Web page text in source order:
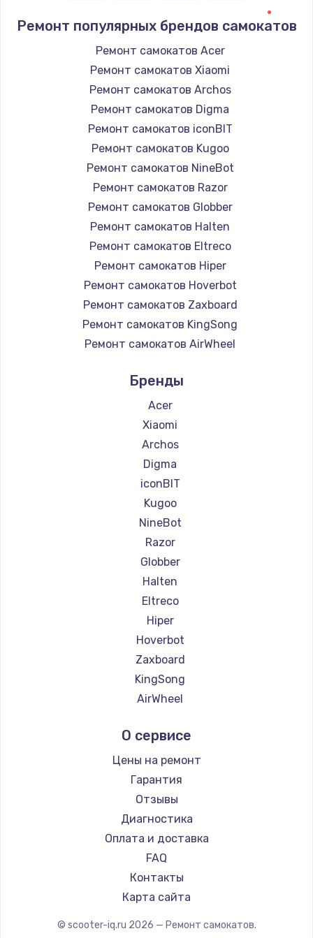
Ремонт популярных брендов самокатов
Ремонт самокатов Acer
Ремонт самокатов Xiaomi
Ремонт самокатов Archos
Ремонт самокатов Digma
Ремонт самокатов iconBIT
Ремонт самокатов Kugoo
Ремонт самокатов NineBot
Ремонт самокатов Razor
Ремонт самокатов Globber
Ремонт самокатов Halten
Ремонт самокатов Eltreco
Ремонт самокатов Hiper
Ремонт самокатов Hoverbot
Ремонт самокатов Zaxboard
Ремонт самокатов KingSong
Ремонт самокатов AirWheel
Ремонт самокатов Hunter
Ремонт самокатов Shorner
Ремонт самокатов Joyor
Ремонт самокатов Minimotors
Ремонт самокатов Bork
Ремонт самокатов Segway
Ремонт самокатов KIRIN
Бренды
Acer
Xiaomi
Archos
Digma
iconBIT
Kugoo
NineBot
Razor
Globber
Halten
Eltreco
Hiper
Hoverbot
Zaxboard
KingSong
AirWheel
Hunter
Shorner
Joyor
Minimotors
Bork
Segway
KIRIN
О сервисе
Цены на ремонт
Гарантия
Отзывы
Диагностика
Оплата и доставка
FAQ
Контакты
Карта сайта
© scooter-iq.ru 2026 — Ремонт самокатов.